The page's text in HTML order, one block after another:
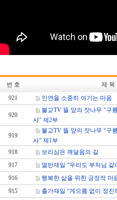
번 호
제 목
921
인연을 소중히 여기는 마음
920
불교TV 뜰 앞의 잣나무 "구
사" 제2부
919
불교TV 뜰 앞의 잣나무 “구
사” 제1부
918
보리심은 깨달음의 길
917
열반재일 “우리도 부처님 같
916
행복한 삶을 위한 긍정적 마
915
출가재일 “게으름 없이 정진